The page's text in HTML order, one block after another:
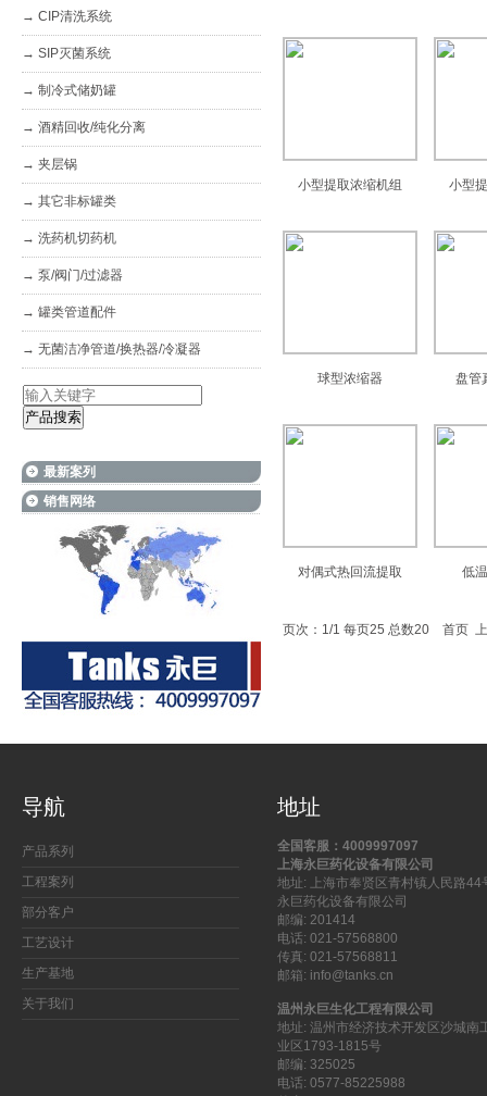
→ CIP清洗系统
→ SIP灭菌系统
→ 制冷式储奶罐
→ 酒精回收/纯化分离
→ 夹层锅
→ 其它非标罐类
→ 洗药机切药机
→ 泵/阀门/过滤器
→ 罐类管道配件
→ 无菌洁净管道/换热器/冷凝器
最新案列
销售网络
小型提取浓缩机组 小型
球型浓缩器 盘管
对偶式热回流提取 低
页次：1/1 每页25 总数20 首页
导航
产品系列
工程案列
部分客户
工艺设计
生产基地
关于我们
地址
全国客服：4009997097
上海永巨药化设备有限公司
地址: 上海市奉贤区青村镇人民路44
永巨药化设备有限公司
邮编: 201414
电话: 021-57568800
传真: 021-57568811
邮箱: info@tanks.cn
温州永巨生化工程有限公司
地址: 温州市经济技术开发区沙城南
业区1793-1815号
邮编: 325025
电话: 0577-85225988